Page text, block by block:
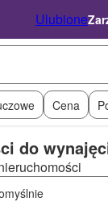
Ulubione
Cena
do